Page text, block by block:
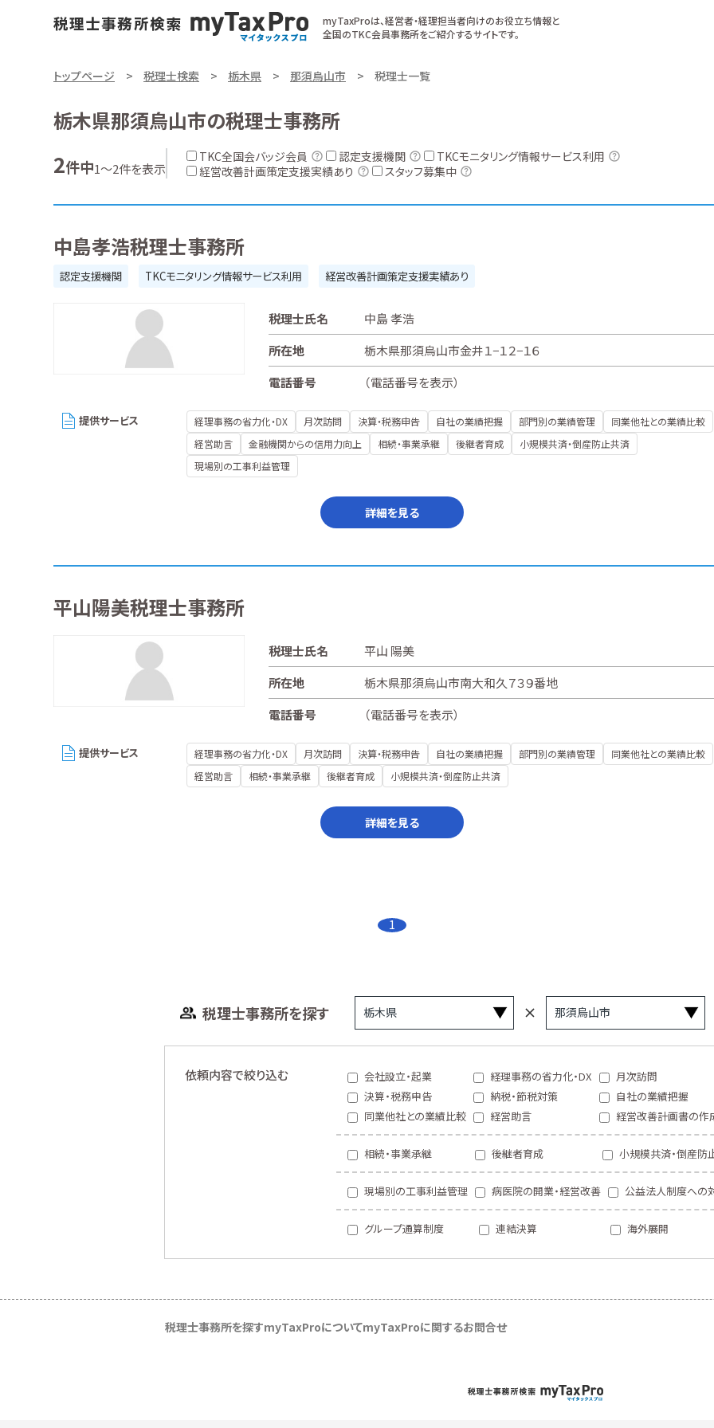
myTaxProは、経営者・経理担当者向けのお役立ち情報と
全国のTKC会員事務所をご紹介するサイトです。
トップページ 税理士検索 栃木県 那須烏山市 税理士一覧
栃木県那須烏山市の税理士事務所
2件中1～2件を表示
TKC全国会バッジ会員 認定支援機関
TKCモニタリング情報サービス利用
経営改善計画策定支援実績あり
スタッフ募集中
中島孝浩税理士事務所
認定支援機関 TKCモニタリング情報サービス利用 経営改善計画策定支援実績あり
税理士氏名
中島 孝浩
所在地
栃木県那須烏山市金井１−１２−１６
電話番号
（電話番号を表示）
提供サービス 経理事務の省力化・DX 月次訪問 決算・税務申告 自社の業績把握 部門別の業績管理
同業他社との業績比較
経営助言
金融機関からの信用力向上 相続・事業承継 後継者育成
小規模共済・倒産防止共済
現場別の工事利益管理
詳細を見る
平山陽美税理士事務所
税理士氏名
平山 陽美
所在地
栃木県那須烏山市南大和久７３９番地
電話番号
（電話番号を表示）
提供サービス 経理事務の省力化・DX 月次訪問 決算・税務申告 自社の業績把握 部門別の業績管理
同業他社との業績比較
経営助言
相続・事業承継 後継者育成 小規模共済・倒産防止共済
詳細を見る
1
税理士事務所を探す
依頼内容で絞り込む 会社設立・起業 経理事務の省力化・DX
月次訪問
決算・税務申告
納税・節税対策
自社の業績把握
同業他社との業績比較
経営助言 経営改善計画書の作
相続・事業承継 後継者育成 小規模共済・倒産防
現場別の工事利益管理 病医院の開業・経営改善 公益法人制度への
グループ通算制度 連結決算 海外展開
税理士事務所を探すmyTaxProについてmyTaxProに関するお問合せ